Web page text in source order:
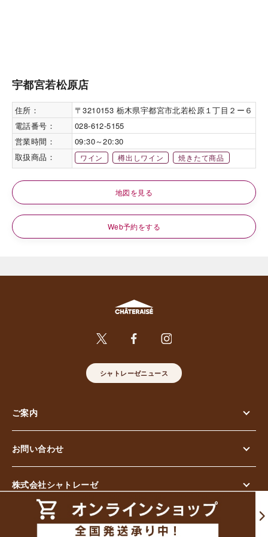
宇都宮若松原店
住所：
〒3210153 栃木県宇都宮市北若松原１丁目２ー６
電話番号：
028-612-5155
営業時間：
09:30～20:30
取扱商品：
ワイン 樽出しワイン 焼きたて商品
地図を見る
Web予約をする
シャトレーゼニュース
ご案内
お問い合わせ
株式会社シャトレーゼ
© Chateraise Co.,Ltd. All Rights Reserved.